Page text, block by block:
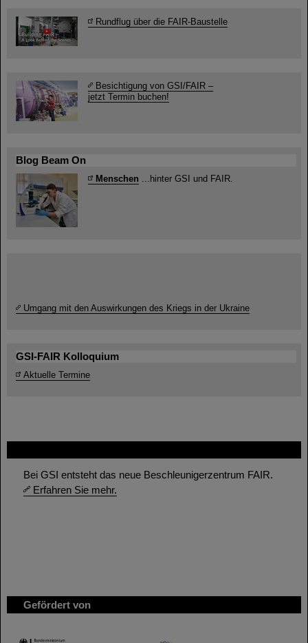
Bei GSI entsteht das neue Beschleunigerzentrum FAIR.
Erfahren Sie mehr.
Gefördert von
HMWK
Rundflug über die FAIR-Baustelle
Besichtigung von GSI/FAIR –
jetzt Termin buchen!
Blog Beam On
Menschen ...hinter GSI und FAIR.
Umgang mit den Auswirkungen des Kriegs in der Ukraine
GSI-FAIR Kolloquium
Aktuelle Termine